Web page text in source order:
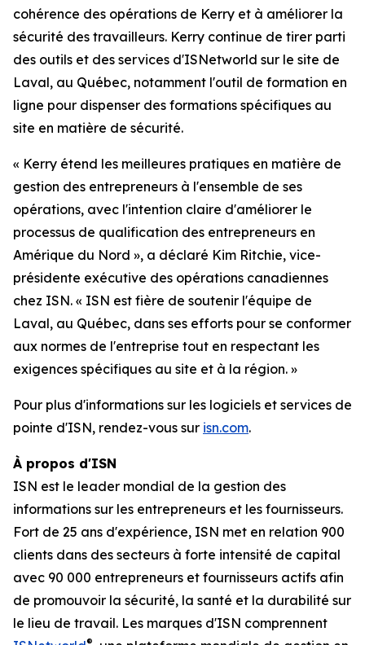
cohérence des opérations de Kerry et à améliorer la
sécurité des travailleurs. Kerry continue de tirer parti
des outils et des services d'ISNetworld sur le site de
Laval, au Québec, notamment l'outil de formation en
ligne pour dispenser des formations spécifiques au
site en matière de sécurité.
« Kerry étend les meilleures pratiques en matière de
gestion des entrepreneurs à l'ensemble de ses
opérations, avec l'intention claire d'améliorer le
processus de qualification des entrepreneurs en
Amérique du Nord », a déclaré Kim Ritchie, vice-
présidente exécutive des opérations canadiennes
chez ISN. « ISN est fière de soutenir l'équipe de
Laval, au Québec, dans ses efforts pour se conformer
aux normes de l'entreprise tout en respectant les
exigences spécifiques au site et à la région. »
Pour plus d'informations sur les logiciels et services de
pointe d'ISN, rendez-vous sur isn.com.
À propos d'ISN
ISN est le leader mondial de la gestion des
informations sur les entrepreneurs et les fournisseurs.
Fort de 25 ans d'expérience, ISN met en relation 900
clients dans des secteurs à forte intensité de capital
avec 90 000 entrepreneurs et fournisseurs actifs afin
de promouvoir la sécurité, la santé et la durabilité sur
le lieu de travail. Les marques d'ISN comprennent
®